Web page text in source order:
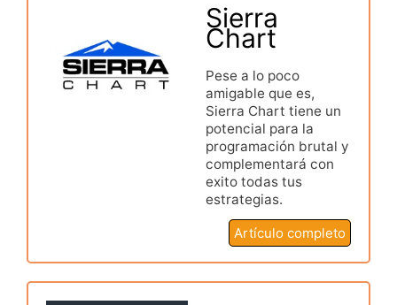
Sierra
Chart
Pese a lo poco
amigable que es,
Sierra Chart tiene un
potencial para la
programación brutal y
complementará con
exito todas tus
estrategias.
Artículo completo